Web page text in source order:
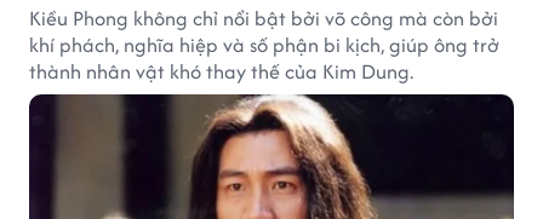
Kiều Phong không chỉ nổi bật bởi võ công mà còn bởi
khí phách, nghĩa hiệp và số phận bi kịch, giúp ông trở
thành nhân vật khó thay thế của Kim Dung.